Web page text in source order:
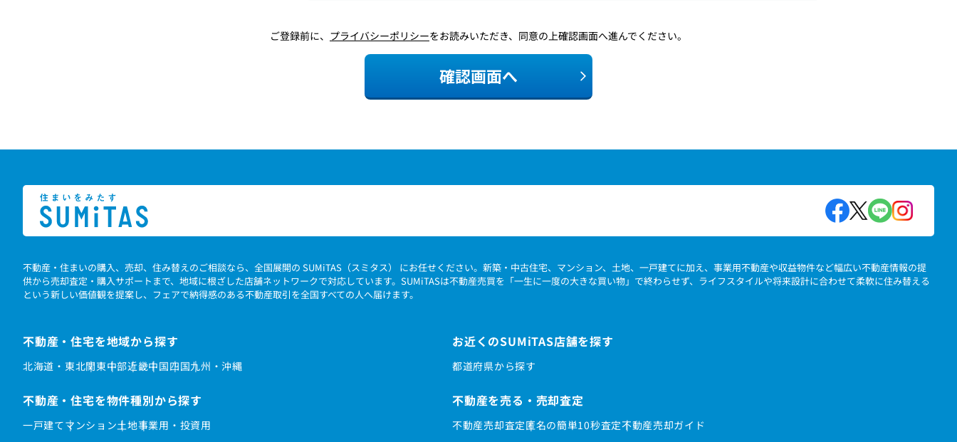
ご登録前に、 プライバシーポリシーをお読みいただき、同意の上確認画面へ進んでください。
確認画面へ
不動産・住まいの購入、売却、住み替えのご相談なら、全国展開の SUMiTAS（スミタス） にお任せください。新築・中古住宅、マンション、土地、一戸建てに加え、事業用不動産や収益物件など幅広い不動産情報の提
供から売却査定・購入サポートまで、地域に根ざした店舗ネットワークで対応しています。SUMiTASは不動産売買を「一生に一度の大きな買い物」で終わらせず、ライフスタイルや将来設計に合わせて柔軟に住み替える
という新しい価値観を提案し、フェアで納得感のある不動産取引を全国すべての人へ届けます。
不動産・住宅を地域から探す
北海道・東北関東中部近畿中国四国九州・沖縄
お近くのSUMiTAS店舗を探す
都道府県から探す
不動産・住宅を物件種別から探す
一戸建てマンション土地事業用・投資用
不動産を売る・売却査定
不動産売却査定匿名の簡単10秒査定不動産売却ガイド